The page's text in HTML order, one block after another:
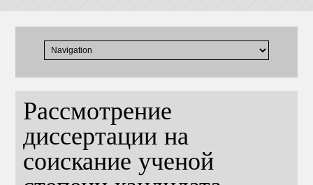
Рассмотрение
диссертации на
соискание ученой